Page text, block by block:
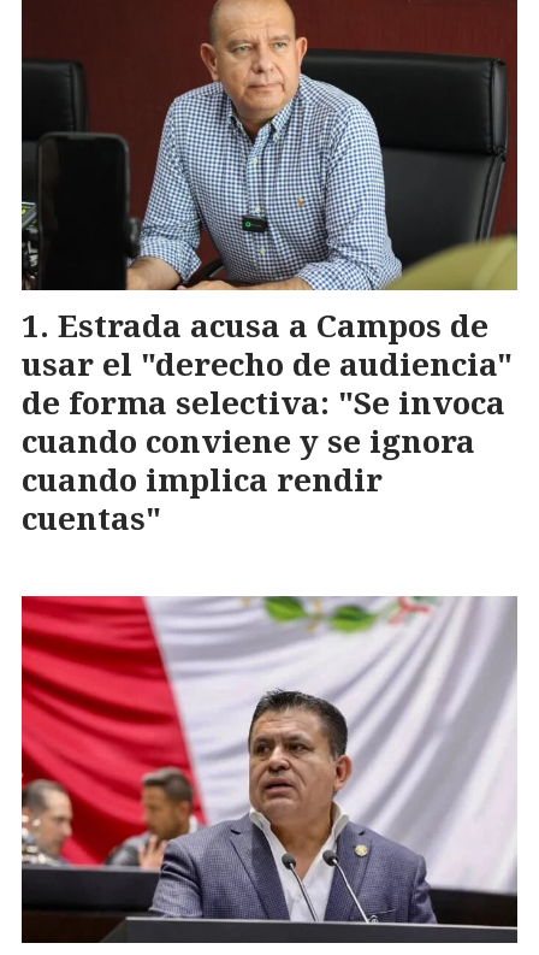
Estrada acusa a Campos de
usar el "derecho de audiencia"
de forma selectiva: "Se invoca
cuando conviene y se ignora
cuando implica rendir
cuentas"